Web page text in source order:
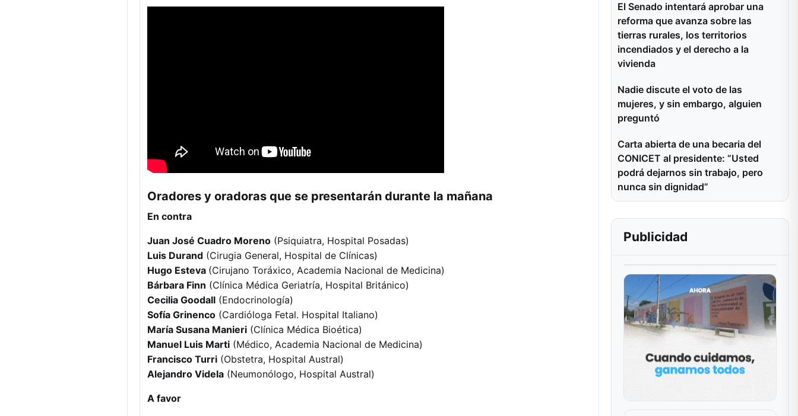
Oradores y oradoras que se presentarán durante la mañana
En contra
Juan José Cuadro Moreno (Psiquiatra, Hospital Posadas)
Luis Durand (Cirugia General, Hospital de Clínicas)
Hugo Esteva (Cirujano Toráxico, Academia Nacional de Medicina)
Bárbara Finn (Clínica Médica Geriatría, Hospital Británico)
Cecilia Goodall (Endocrinología)
Sofía Grinenco (Cardióloga Fetal. Hospital Italiano)
María Susana Manieri (Clínica Médica Bioética)
Manuel Luis Marti (Médico, Academia Nacional de Medicina)
Francisco Turri (Obstetra, Hospital Austral)
Alejandro Videla (Neumonólogo, Hospital Austral)
A favor
El Senado intentará aprobar una
reforma que avanza sobre las
tierras rurales, los territorios
incendiados y el derecho a la
vivienda
Nadie discute el voto de las
mujeres, y sin embargo, alguien
preguntó
Carta abierta de una becaria del
CONICET al presidente: “Usted
podrá dejarnos sin trabajo, pero
nunca sin dignidad”
Publicidad